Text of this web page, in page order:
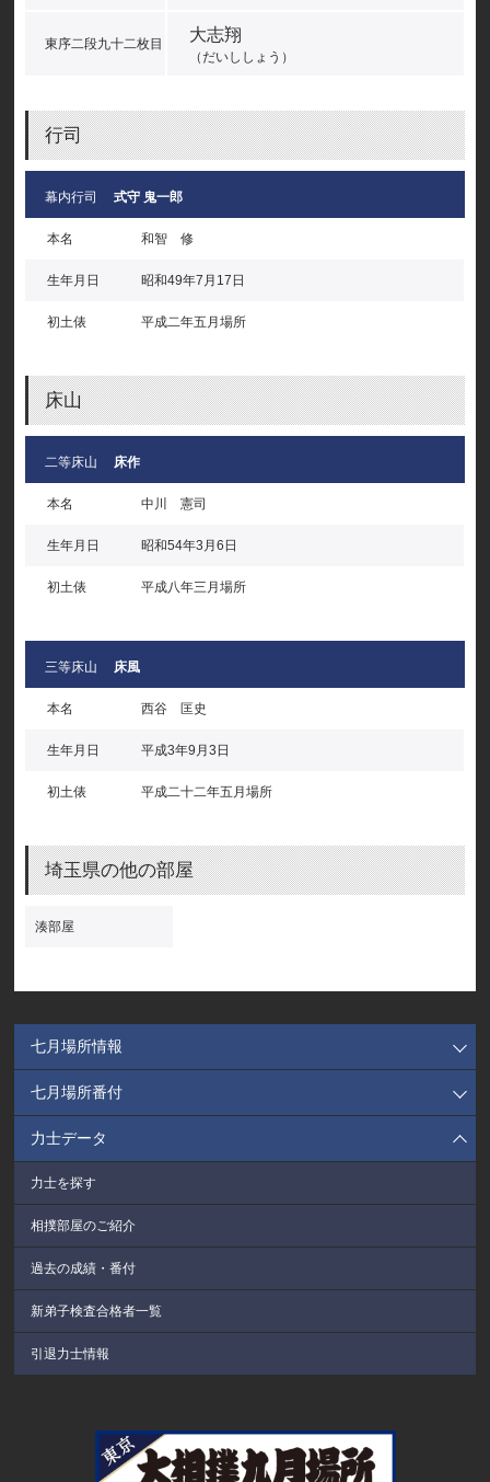
東序二段九十二枚目 大志翔
（だいししょう）
行司
幕内行司 式守 鬼一郎
本名 和智 修
生年月日 昭和49年7月17日
初土俵 平成二年五月場所
床山
二等床山 床作
本名 中川 憲司
生年月日 昭和54年3月6日
初土俵 平成八年三月場所
三等床山 床風
本名 西谷 匡史
生年月日 平成3年9月3日
初土俵 平成二十二年五月場所
埼玉県の他の部屋
湊部屋
七月場所情報
七月場所番付
力士データ
力士を探す
相撲部屋のご紹介
過去の成績・番付
新弟子検査合格者一覧
引退力士情報